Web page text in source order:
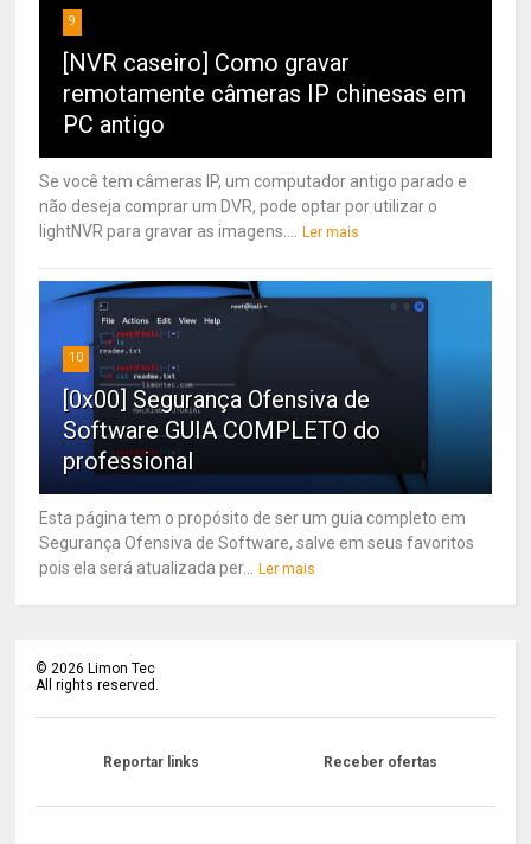
9
[NVR caseiro] Como gravar
remotamente câmeras IP chinesas em
PC antigo
Se você tem câmeras IP, um computador antigo parado e
não deseja comprar um DVR, pode optar por utilizar o
lightNVR para gravar as imagens....
Ler mais
10
[0x00] Segurança Ofensiva de
Software GUIA COMPLETO do
professional
Esta página tem o propósito de ser um guia completo em
Segurança Ofensiva de Software, salve em seus favoritos
pois ela será atualizada per...
Ler mais
©2026 Limon Tec
All rights reserved.
Reportar links Receber ofertas